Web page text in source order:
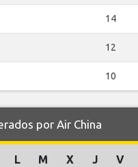
14
12
10
por Air China
L M X J V